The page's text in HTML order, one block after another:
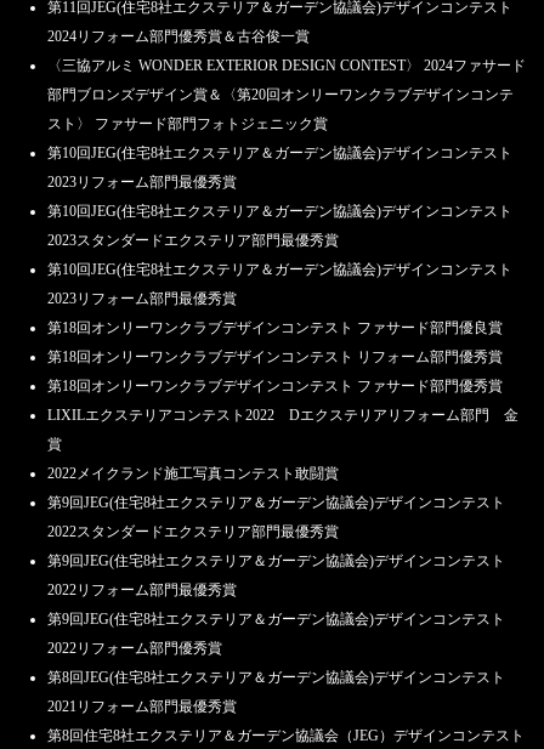
第11回JEG(住宅8社エクステリア＆ガーデン協議会)デザインコンテスト
2024リフォーム部門優秀賞＆古谷俊一賞
〈三協アルミ WONDER EXTERIOR DESIGN CONTEST〉 2024ファサード
部門ブロンズデザイン賞＆〈第20回オンリーワンクラブデザインコンテ
スト〉 ファサード部門フォトジェニック賞
第10回JEG(住宅8社エクステリア＆ガーデン協議会)デザインコンテスト
2023リフォーム部門最優秀賞
第10回JEG(住宅8社エクステリア＆ガーデン協議会)デザインコンテスト
2023スタンダードエクステリア部門最優秀賞
第10回JEG(住宅8社エクステリア＆ガーデン協議会)デザインコンテスト
2023リフォーム部門最優秀賞
第18回オンリーワンクラブデザインコンテスト ファサード部門優良賞
第18回オンリーワンクラブデザインコンテスト リフォーム部門優秀賞
第18回オンリーワンクラブデザインコンテスト ファサード部門優秀賞
LIXILエクステリアコンテスト2022 Dエクステリアリフォーム部門 金
賞
2022メイクランド施工写真コンテスト敢闘賞
第9回JEG(住宅8社エクステリア＆ガーデン協議会)デザインコンテスト
2022スタンダードエクステリア部門最優秀賞
第9回JEG(住宅8社エクステリア＆ガーデン協議会)デザインコンテスト
2022リフォーム部門最優秀賞
第9回JEG(住宅8社エクステリア＆ガーデン協議会)デザインコンテスト
2022リフォーム部門優秀賞
第8回JEG(住宅8社エクステリア＆ガーデン協議会)デザインコンテスト
2021リフォーム部門最優秀賞
第8回住宅8社エクステリア＆ガーデン協議会（JEG）デザインコンテスト